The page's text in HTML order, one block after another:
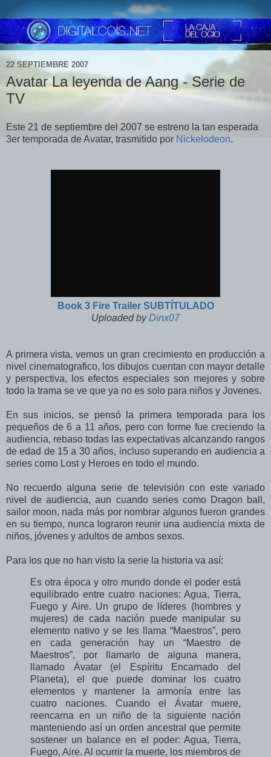
22 SEPTIEMBRE 2007
Avatar La leyenda de Aang - Serie de
TV
Este 21 de septiembre del 2007 se estreno la tan esperada
3er temporada de Avatar, trasmitido por Nickelodeon.
Book 3 Fire Trailer SUBTÍTULADO
Uploaded byDinx07
A primera vista, vemos un gran crecimiento en producción a
nivel cinematografico, los dibujos cuentan con mayor detalle
y perspectiva, los efectos especiales son mejores y sobre
todo la trama se ve que ya no es solo para niños y Jovenes.
En sus inicios, se pensó la primera temporada para los
pequeños de 6 a 11 años, pero con forme fue creciendo la
audiencia, rebaso todas las expectativas alcanzando rangos
de edad de 15 a 30 años, incluso superando en audiencia a
series como Lost y Heroes en todo el mundo.
No recuerdo alguna serie de televisión con este variado
nivel de audiencia, aun cuando series como Dragon ball,
sailor moon, nada más por nombrar algunos fueron grandes
en su tiempo, nunca lograron reunir una audiencia mixta de
niños, jóvenes y adultos de ambos sexos.
Para los que no han visto la serie la historia va así:
Es otra época y otro mundo donde el poder está
equilibrado entre cuatro naciones: Agua, Tierra,
Fuego y Aire. Un grupo de líderes (hombres y
mujeres) de cada nación puede manipular su
elemento nativo y se les llama “Maestros”, pero
en cada generación hay un “Maestro de
Maestros”, por llamarlo de alguna manera,
llamado Ávatar (el Espíritu Encarnado del
Planeta), el que puede dominar los cuatro
elementos y mantener la armonía entre las
cuatro naciones. Cuando el Ávatar muere,
reencarna en un niño de la siguiente nación
manteniendo así un orden ancestral que permite
sostener un balance en el poder: Agua, Tierra,
Fuego, Aire. Al ocurrir la muerte, los miembros de